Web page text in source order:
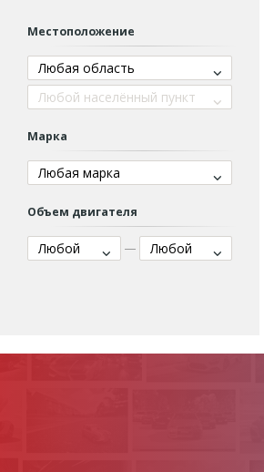
Местоположение
Любая область
Любой населённый пункт
Марка
Любая марка
Объем двигателя
Любой Любой